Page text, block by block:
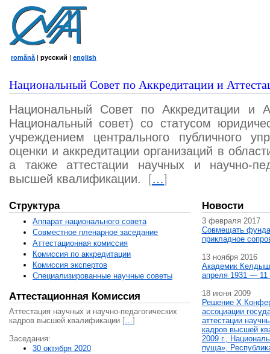
română | русский | english
Национальный Совет по Аккредитации и
Национальный Совет по Аккредитации и
Национальный совет) со статусом
учреждением центрального публичного
оценки и аккредитации организаций в
а также аттестации научных и научно-
высшей квалификации.
[…]
Структура
Аппарат национального совета
Совместное пленарное заседание
Аттестационная комисcия
Комиссия по аккредитации
Комиссия экспертов
Специализированные научные советы
Аттестационная Комиссия
Аттестация научных и научно-педагогических
кадров высшей квалификации […]
Заседания:
30 октября 2020
Новости
3 февраля 2017
Совмещать
прикладное
13 ноября 2016
Академик
апреля 1931 — 11
18 июня 2009
Решение X
ассоциации
аттестации
кадров высшей
2009 г.,
пуща»,